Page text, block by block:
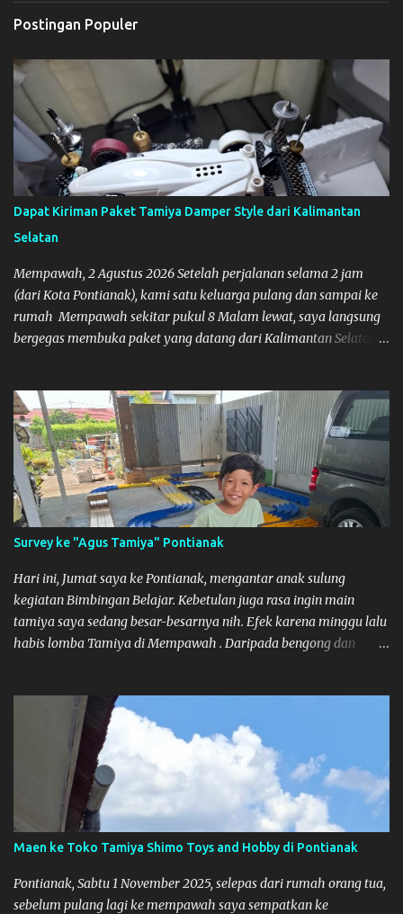
Postingan Populer
Dapat Kiriman Paket Tamiya Damper Style dari Kalimantan
Selatan
Mempawah, 2 Agustus 2026 Setelah perjalanan selama 2 jam
(dari Kota Pontianak), kami satu keluarga pulang dan sampai ke
rumah Mempawah sekitar pukul 8 Malam lewat, saya langsung
bergegas membuka paket yang datang dari Kalimantan Selatan.
Survey ke "Agus Tamiya" Pontianak
Hari ini, Jumat saya ke Pontianak, mengantar anak sulung
kegiatan Bimbingan Belajar. Kebetulan juga rasa ingin main
tamiya saya sedang besar-besarnya nih. Efek karena minggu lalu
habis lomba Tamiya di Mempawah . Daripada bengong dan
Maen ke Toko Tamiya Shimo Toys and Hobby di Pontianak
Pontianak, Sabtu 1 November 2025, selepas dari rumah orang tua,
sebelum pulang lagi ke mempawah saya sempatkan ke